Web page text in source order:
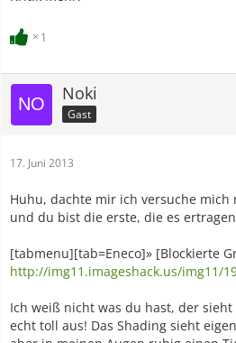
1
Noki
Gast
17. Juni 2013
Huhu, dachte mir ich versuche
und du bist die erste, die es
[tabmenu][tab=Eneco]» [Blockierte
http://img11.imageshack.us/img11/
Ich weiß nicht was du hast, der
echt toll aus! Das Shading sieht